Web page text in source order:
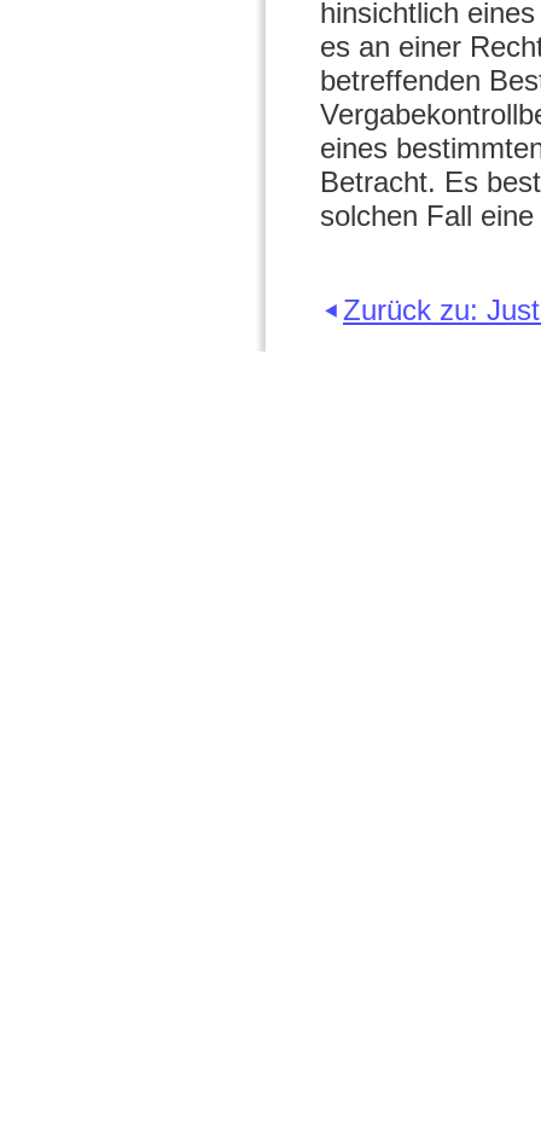
hinsichtlich
es an einer
betreffenden
eines
Betracht. Es
solchen Fall
Zurück zu: